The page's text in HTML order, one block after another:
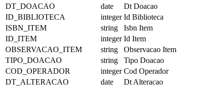
DT_DOACAO
date
Dt Doacao
ID_BIBLIOTECA
integer Id Biblioteca
ISBN_ITEM
string
Isbn Item
ID_ITEM
integer Id Item
OBSERVACAO_ITEM
string
Observacao Item
TIPO_DOACAO
string
Tipo Doacao
COD_OPERADOR
integer Cod Operador
DT_ALTERACAO
date
Dt Alteracao